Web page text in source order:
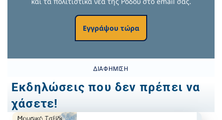
Εγγράψου τώρα
ΔΙΑΦΉΜΙΣΗ
Εκδηλώσεις που δεν πρέπει να
χάσετε!